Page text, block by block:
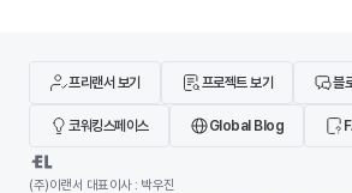
프리랜서 보기 프로젝트 보기 블
코워킹스페이스 Global Blog
(주)이랜서 대표이사 : 박우진